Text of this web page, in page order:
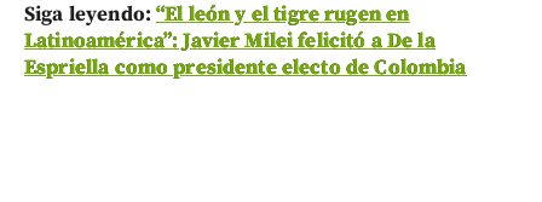
Siga leyendo:“El león y el tigre rugen en
Latinoamérica”: Javier Milei felicitó a De la
Espriella como presidente electo de Colombia